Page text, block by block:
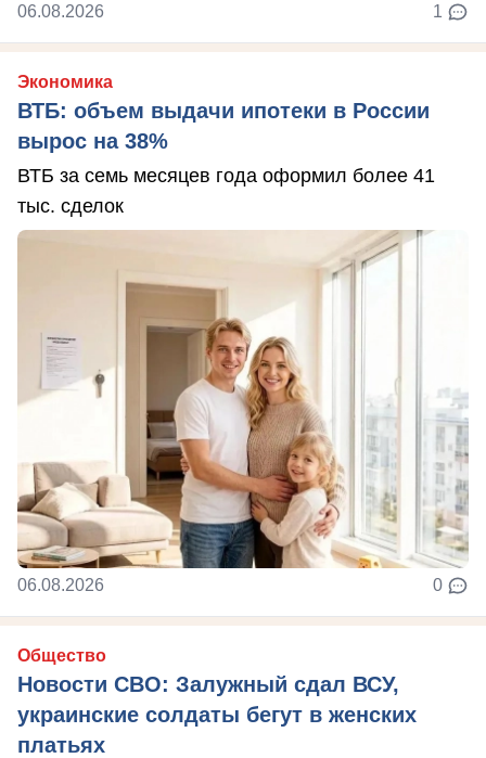
06.08.2026 1
Экономика
ВТБ: объем выдачи ипотеки в России
вырос на 38%
ВТБ за семь месяцев года оформил более 41
тыс. сделок
06.08.2026 0
Общество
Новости СВО: Залужный сдал ВСУ,
украинские солдаты бегут в женских
платьях